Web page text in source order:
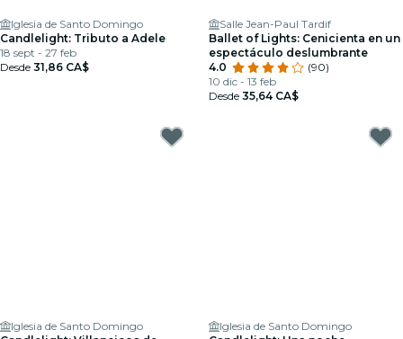
Iglesia de Santo Domingo
Candlelight: Tributo a Adele
18 sept - 27 feb
Desde 31,86 CA$
Salle Jean-Paul Tardif
Ballet of Lights: Cenicienta en un
espectáculo deslumbrante
4.0
(90)
10 dic - 13 feb
Desde 35,64 CA$
Iglesia de Santo Domingo
Iglesia de Santo Domingo